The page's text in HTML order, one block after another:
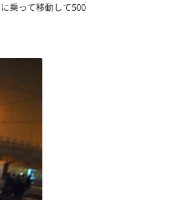
乗って移動して500